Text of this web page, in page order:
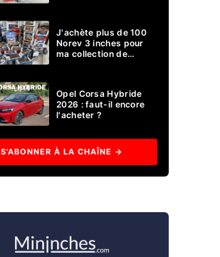
J'achète plus de 100
Norev 3 inches pour
ma collection de
Opel Corsa Hybride
2026 : faut-il encore
l'acheter ?
S'ABONNER À LA CHAÎNE →